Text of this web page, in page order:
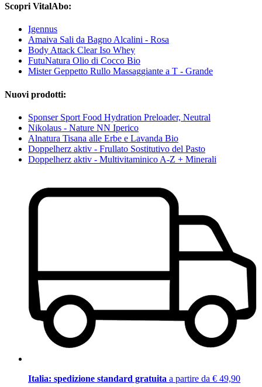
Scopri VitalAbo:
Igennus
Amaiva Sali da Bagno Alcalini - Rosa
Body Attack Clear Iso Whey
FutuNatura Olio di Cocco Bio
Mister Geppetto Rullo Massaggiante a T - Grande
Nuovi prodotti:
Sponser Sport Food Hydration Preloader, Neutral
Nikolaus - Nature NN Iperico
Alnatura Tisana alle Erbe e Lavanda Bio
Doppelherz aktiv - Frullato Sostitutivo del Pasto
Doppelherz aktiv - Multivitaminico A-Z + Minerali
Italia: spedizione standard gratuita a partire da € 49,90